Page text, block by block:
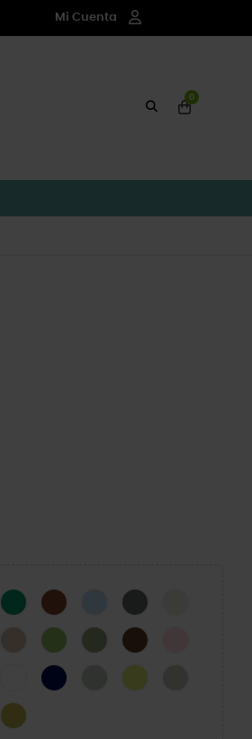
Mi Cuenta
0
Calcite
Green IvyCognac Blue FrostSlate Grey
QuartzKiwi Moss-XCoffee
White Navy PlasterAcidity
BlueMeadow